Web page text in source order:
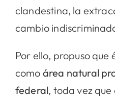
clandestina, la
cambio
Por ello, propuso que
como área natural
federal, toda vez que